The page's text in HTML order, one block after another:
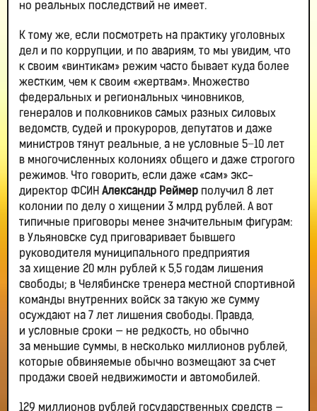
но реальных последствий не имеет.
К тому же, если посмотреть на практику уголовных
дел и по коррупции, и по авариям, то мы увидим, что
к своим «винтикам» режим часто бывает куда более
жестким, чем к своим «жертвам». Множество
федеральных и региональных чиновников,
генералов и полковников самых разных силовых
ведомств, судей и прокуроров, депутатов и даже
министров тянут реальные, а не условные 5−10 лет
в многочисленных колониях общего и даже строгого
режимов. Что говорить, если даже «сам» экс-
директор ФСИН Александр Реймер получил 8 лет
колонии по делу о хищении 3 млрд рублей. А вот
типичные приговоры менее значительным фигурам:
в Ульяновске суд приговаривает бывшего
руководителя муниципального предприятия
за хищение 20 млн рублей к 5,5 годам лишения
свободы; в Челябинске тренера местной спортивной
команды внутренних войск за такую же сумму
осуждают на 7 лет лишения свободы. Правда,
и условные сроки — не редкость, но обычно
за меньшие суммы, в несколько миллионов рублей,
которые обвиняемые обычно возмещают за счет
продажи своей недвижимости и автомобилей.
129 миллионов рублей государственных средств —